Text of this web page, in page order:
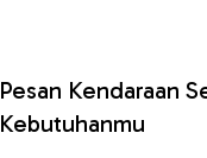
Pesan Kendaraan
Kebutuhanmu